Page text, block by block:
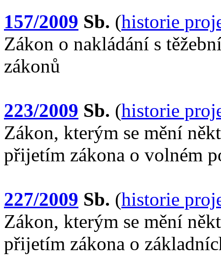
157/2009 Sb. (historie
Zákon o nakládání s
zákonů
223/2009 Sb. (historie
Zákon, kterým se mění
přijetím zákona o volném
227/2009 Sb. (historie
Zákon, kterým se mění
přijetím zákona o